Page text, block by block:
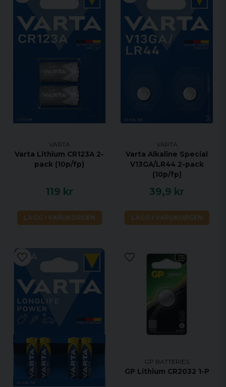
VARTA
Varta Lithium CR123A 2-
pack (10p/fp)
119 kr
LÄGG I VARUKORGEN
VARTA
Varta Alkaline Special
V13GA/LR44 2-pack
(10p/fp)
39,9 kr
LÄGG I VARUKORGEN
GP BATTERIES
GP Lithium CR2032 1-P